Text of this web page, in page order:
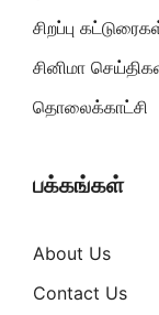
சிறப்பு
சினிமா
தொலைக்காட்சி
பக்கங்கள்
About Us
Contact Us